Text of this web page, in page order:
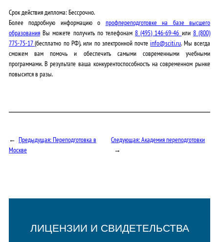
Срок действия диплома: Бессрочно.
Более подробную информацию о профпереподготовке на базе высшего
образования Вы можете получить по телефонам8 (495) 146-69-46 или 8 (800)
775-75-17(бесплатно по РФ), или по электронной почте info@sciti.ru. Мы всегда
сможем вам помочь и обеспечить самыми современными учебными
программами. В результате ваша конкурентоспособность на современном рынке
повысится в разы.
← Предыдущая:Переподготовка в
Москве
Следующая:Академия переподготовки
→
ЛИЦЕНЗИИ И СВИДЕТЕЛЬСТВА